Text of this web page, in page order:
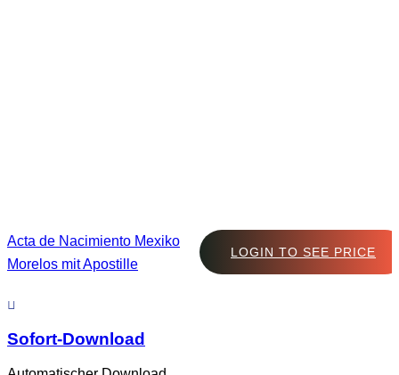
Acta de Nacimiento Mexiko
Morelos mit Apostille
LOGIN TO SEE PRICE
Sofort-Download